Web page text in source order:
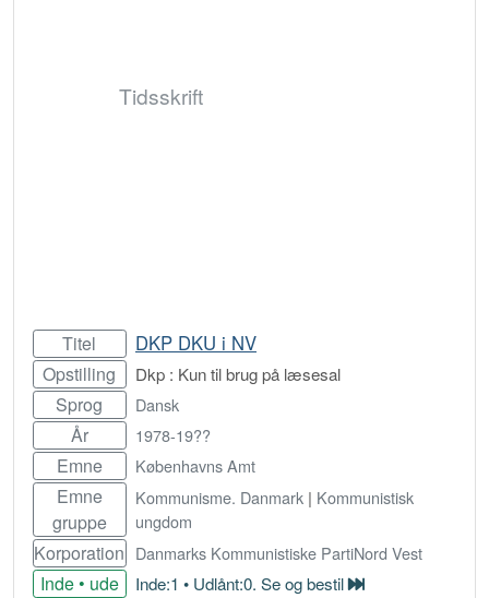
Tidsskrift
Titel DKP DKU i NV
Opstilling Dkp : Kun til brug på læsesal
Sprog Dansk
År 1978-19??
Emne Københavns Amt
Emne
gruppe
Kommunisme. Danmark | Kommunistisk
ungdom
Korporation Danmarks Kommunistiske PartiNord Vest
Inde • ude Inde:1 • Udlånt:0. Se og bestil